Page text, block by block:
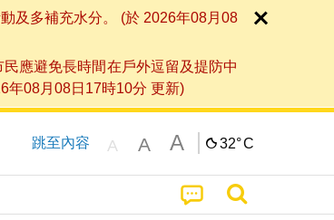
及多補充水分。 (於 2026年08月08
應避免長時間在戶外逗留及提防中
年08月08日17時10分 更新)
跳至內容 A A A 32°C